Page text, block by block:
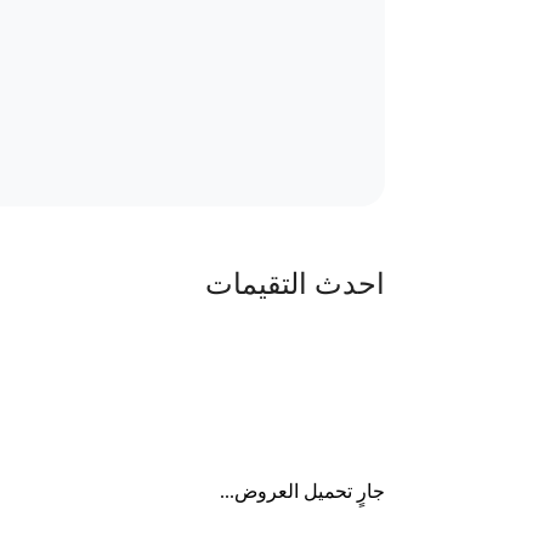
احدث التقيمات
جارٍ تحميل العروض...